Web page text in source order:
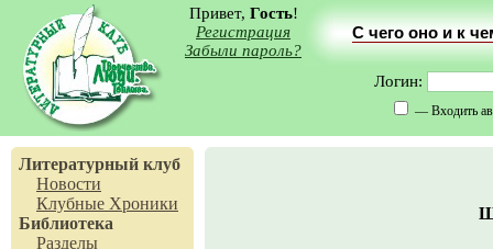
Привет, Гость!
Регистрация
Забыли пароль?
С чего оно и к
Логин:
— Входить
Литературный клуб
Новости
Клубные Хроники
Библиотека
Разделы